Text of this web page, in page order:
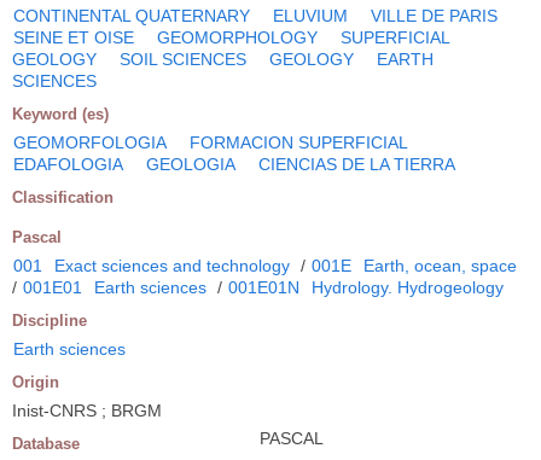
CONTINENTAL QUATERNARY ELUVIUM
VILLE DE PARIS
SEINE ET OISE
GEOMORPHOLOGY
SUPERFICIAL
GEOLOGY
SOIL SCIENCES GEOLOGY
EARTH
SCIENCES
Keyword (es)
GEOMORFOLOGIA
FORMACION SUPERFICIAL
EDAFOLOGIA
GEOLOGIA CIENCIAS DE LA TIERRA
Classification
Pascal
001 Exact sciences and technology / 001E
Earth, ocean, space
/ 001E01 Earth sciences / 001E01N Hydrology. Hydrogeology
Discipline
Earth sciences
Origin
Inist-CNRS ; BRGM
Database PASCAL